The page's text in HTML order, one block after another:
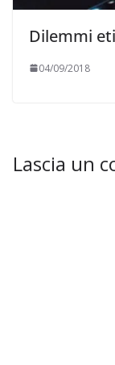
Dilemmi
04/09/2018
Lascia un